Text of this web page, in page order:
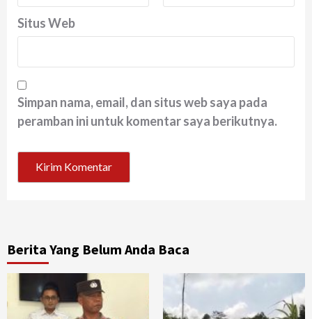
Situs Web
Simpan nama, email, dan situs web saya pada
peramban ini untuk komentar saya berikutnya.
Berita Yang Belum Anda Baca